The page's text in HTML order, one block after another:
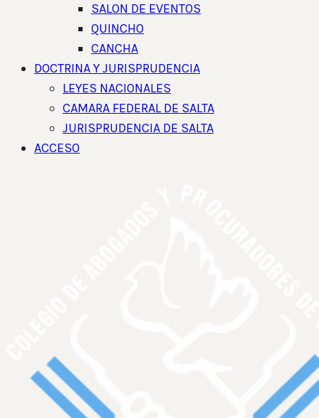
SALON DE EVENTOS
QUINCHO
CANCHA
DOCTRINA Y JURISPRUDENCIA
LEYES NACIONALES
CAMARA FEDERAL DE SALTA
JURISPRUDENCIA DE SALTA
ACCESO